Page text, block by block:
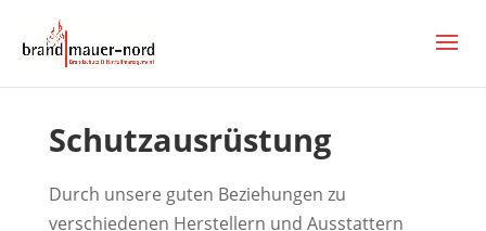
Schutzausrüstung
Durch unsere guten Beziehungen zu
verschiedenen Herstellern und Ausstattern